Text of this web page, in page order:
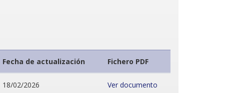
Fecha de actualización Fichero PDF
18/02/2026 Ver documento